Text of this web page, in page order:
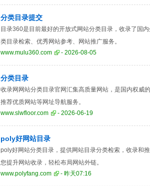
分类目录提交
目录360是目前最好的开放式网站分类目录，收录了国
类目录检索、优秀网站参考、网站推广服务。
www.mulu360.com
- 2026-08-05
分类目录
收录网网站分类目录官网汇集高质量网站，是国内权威
推荐优质网站等网址导航服务。
www.slwfloor.com
- 2026-06-19
poly好网站目录
poly好网站分类目录，提供网站目录分类检索，收录和
您提升网站收录，轻松布局网站外链。
www.polyfang.com
- 昨天07:16